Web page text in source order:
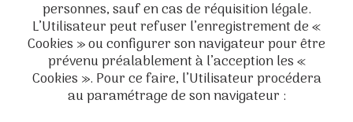
personnes, sauf en cas de réquisition légale.
L’Utilisateur peut refuser l’enregistrement de «
Cookies » ou configurer son navigateur pour être
prévenu préalablement à l’acception les «
Cookies ». Pour ce faire, l’Utilisateur procédera
au paramétrage de son navigateur :